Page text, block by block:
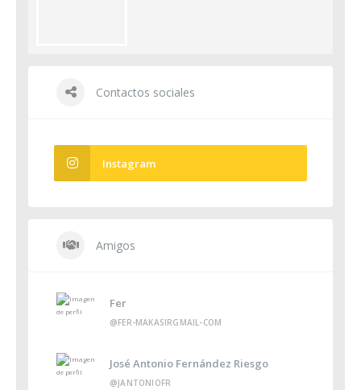
Contactos sociales
Instagram
Amigos
Fer
@FER-MAKASIRGMAIL-COM
José Antonio Fernández Riesgo
@JANTONIOFR